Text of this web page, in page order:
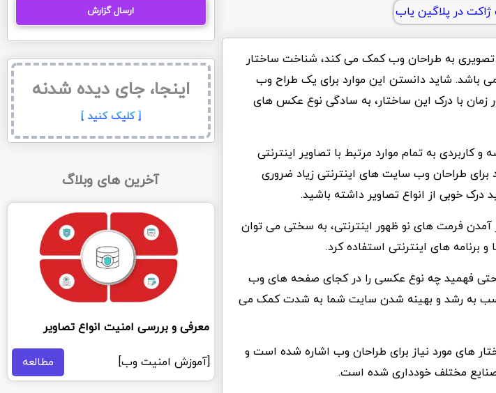
تصویری به طراحان وب کمک می کند، شناخت ساختار
باشد. شاید دانستن این موارد برای یک طراح وب
زمان با درک این ساختار، به سادگی نوع عکس های
به تمام موارد مرتبط با تصاویر اینترنتی
طراحان وب سایت های اینترنتی زیاد ضروری
درک خوبی از انواع تصاویر داشته باشید.
آمدن فرمت های نو ظهور اینترنتی، به سختی می توان
برنامه های اینترنتی استفاده کرد.
فهمید چه نوع عکسی را در کجای صفحه های وب
به رشد و بهینه شدن سایت شما به شدت کمک می
های مورد نیاز برای طراحان وب اشاره شده است و
و صنایع مختلف خودداری شده است.
ارسال گزارش
اینجا، جای دیده شدنه
[ کلیک کنید ]
آخرین های وبلاگ
معرفی و بررسی امنیت انواع تصاویر
[آموزش امنیت وب] مطالعه